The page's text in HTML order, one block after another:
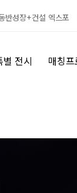
반성장+건설 엑스포
별 전시 매칭프